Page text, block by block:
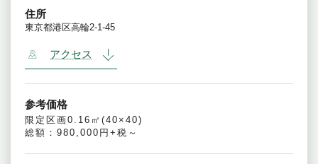
住所
東京都港区高輪2-1-45
アクセス
参考価格
限定区画0.16㎡(40×40)
総額：980,000円+税～